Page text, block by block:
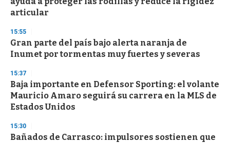
articular
15:55
Gran parte del país bajo alerta naranja de
Inumet por tormentas muy fuertes y severas
15:37
Baja importante en Defensor Sporting: el volante
Mauricio Amaro seguirá su carrera en la MLS de
Estados Unidos
15:30
Bañados de Carrasco: impulsores sostienen que